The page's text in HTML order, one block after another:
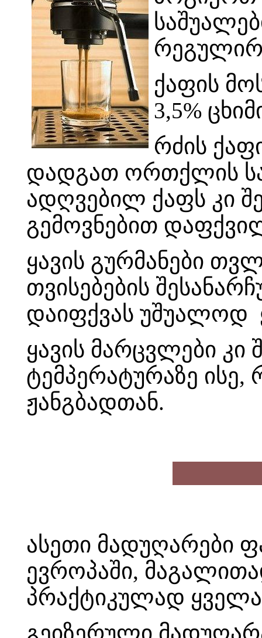
ქაფის
3,5%
რძის
დადგათ ორთქლის
ადღვებილ ქაფს კი
გემოვნებით
ყავის გურმანები
თვისებების
დაიფქვას უშუალოდ
ყავის მარცვლები კი
ტემპერატურაზე ისე,
ჟანგბადთან.
ასეთი მადუღარები
ევროპაში,
პრაქტიკულად ყველა